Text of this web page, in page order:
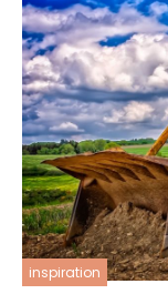
inspiration